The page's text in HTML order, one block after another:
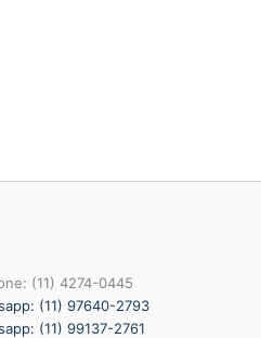
(11) 4274-0445
(11) 97640-2793
(11) 99137-2761